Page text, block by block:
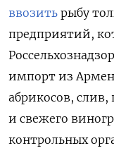
ввозить рыбу
предприятий,
импорт из
абрикосов,
и свежего
контрольных